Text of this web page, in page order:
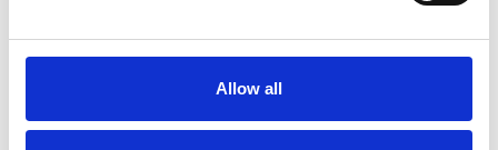
Allow all